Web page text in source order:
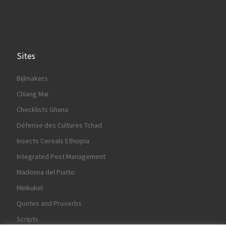
Sites
Bijlmakers
Chiang Mai
Checklists Ghana
Défense des Cultures Tchad
Insects Cereals Ethiopia
Integrated Pest Management
Madonna del Piatto
Minkukel
Quotes and Proverbs
Scripts